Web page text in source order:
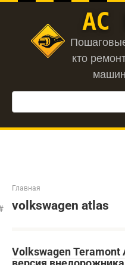
Перейти
АС
кто
Поиск:
Главная
volkswagen atlas
Volkswagen Teramont